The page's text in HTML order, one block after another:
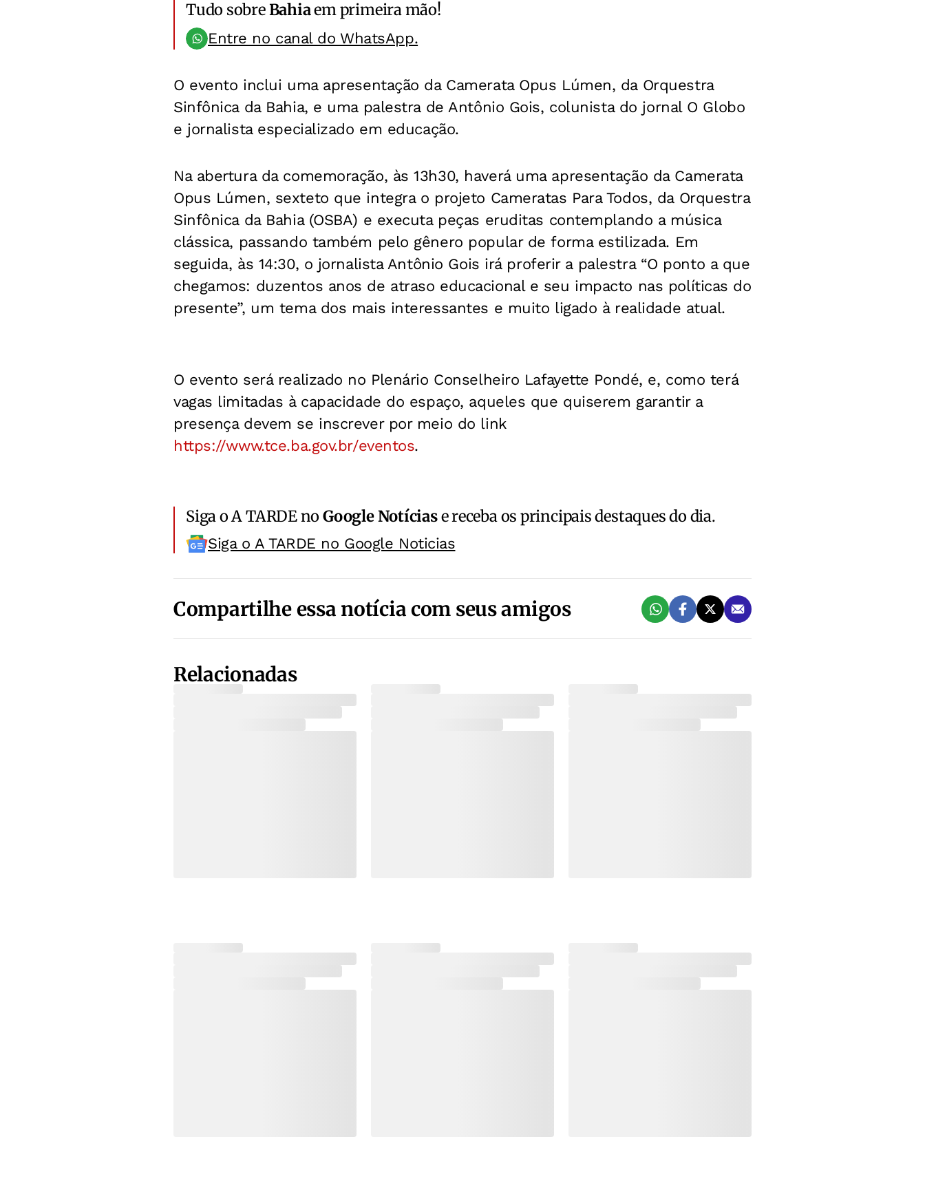
Tudo sobreBahiaem primeira mão!
Entre no canal do WhatsApp.
O evento inclui uma apresentação da Camerata Opus Lúmen, da Orquestra
Sinfônica da Bahia, e uma palestra de Antônio Gois, colunista do jornal O Globo
e jornalista especializado em educação.
Na abertura da comemoração, às 13h30, haverá uma apresentação da Camerata
Opus Lúmen, sexteto que integra o projeto Cameratas Para Todos, da Orquestra
Sinfônica da Bahia (OSBA) e executa peças eruditas contemplando a música
clássica, passando também pelo gênero popular de forma estilizada. Em
seguida, às 14:30, o jornalista Antônio Gois irá proferir a palestra “O ponto a que
chegamos: duzentos anos de atraso educacional e seu impacto nas políticas do
presente”, um tema dos mais interessantes e muito ligado à realidade atual.
O evento será realizado no Plenário Conselheiro Lafayette Pondé, e, como terá
vagas limitadas à capacidade do espaço, aqueles que quiserem garantir a
presença devem se inscrever por meio do link
https://www.tce.ba.gov.br/eventos.
Siga o A TARDE noGoogle Notíciase receba os principais destaques do dia.
Siga o A TARDE no Google Noticias
Compartilhe essa notícia com seus amigos
Relacionadas